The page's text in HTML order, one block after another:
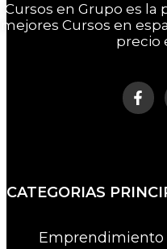
Cursos en Grupo es
mejores Cursos en
precio
CATEGORIAS
Emprendimiento